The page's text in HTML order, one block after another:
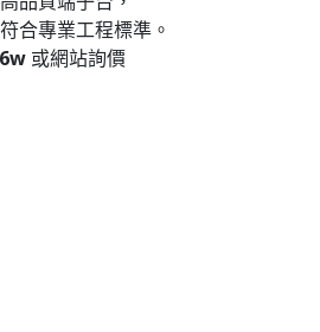
合專業工程標準。
或網站詢價